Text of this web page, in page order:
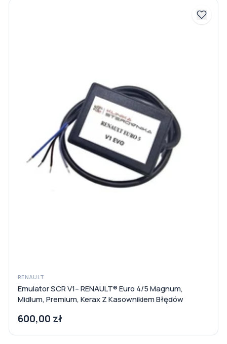
RENAULT
Emulator SCR V1– RENAULT® Euro 4/5 Magnum,
Midlum, Premium, Kerax Z Kasownikiem Błędów
600,00 zł